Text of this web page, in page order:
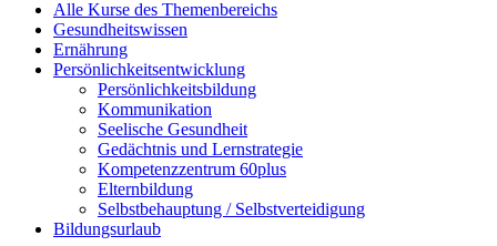
Alle Kurse des Themenbereichs
Gesundheitswissen
Ernährung
Persönlichkeitsentwicklung
Persönlichkeitsbildung
Kommunikation
Seelische Gesundheit
Gedächtnis und Lernstrategie
Kompetenzzentrum 60plus
Elternbildung
Selbstbehauptung / Selbstverteidigung
Bildungsurlaub